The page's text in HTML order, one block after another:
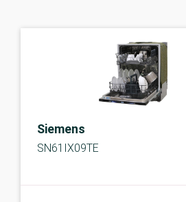
Siemens
SN61IX09TE